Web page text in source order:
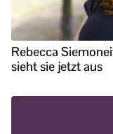
Rebecca
sieht sie jetzt aus